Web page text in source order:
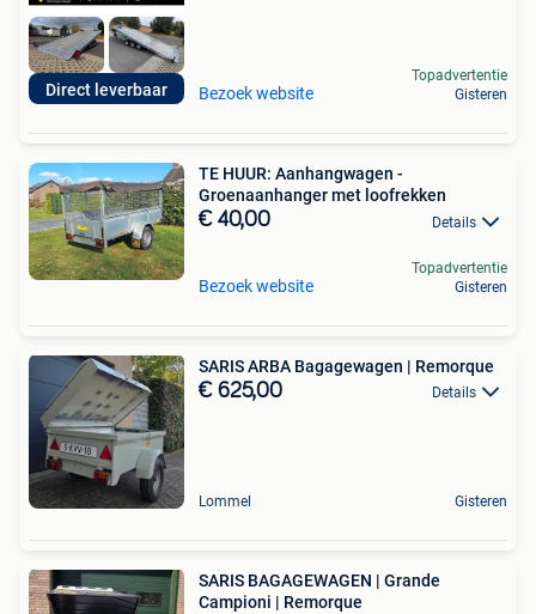
Direct leverbaar Bezoek website
Topadvertentie
Gisteren
TE HUUR: Aanhangwagen -
Groenaanhanger met loofrekken
€ 40,00 Details
Bezoek website
Topadvertentie
Gisteren
SARIS ARBA Bagagewagen | Remorque
€ 625,00 Details
Lommel Gisteren
SARIS BAGAGEWAGEN | Grande
Campioni | Remorque